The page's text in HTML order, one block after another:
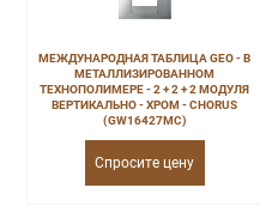
МЕЖДУНАРОДНАЯ ТАБЛИЦА GEO - В
МЕТАЛЛИЗИРОВАННОМ
ТЕХНОПОЛИМЕРЕ - 2 + 2 + 2 МОДУЛЯ
ВЕРТИКАЛЬНО - ХРОМ - CHORUS
(GW16427MC)
Спросите цену